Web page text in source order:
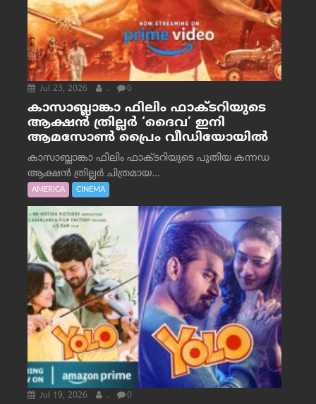
Jul 23, 2026 . 0
കാസാബ്ലാങ്കാ ഫിലിം ഫാക്ടറിയുടെ
ആക്ഷൻ ത്രില്ലർ ‘ദൈവ’ ഇനി
ആമസോൺ പ്രൈം വീഡിയോയിൽ
കാസാബ്ലാങ്കാ ഫിലിം ഫാക്ടറിയുടെ പുതിയ കന്നഡ
ആക്ഷൻ ത്രില്ലർ ചിത്രമായ...
AMERICA CINEMA
Jul 19, 2026 . 0